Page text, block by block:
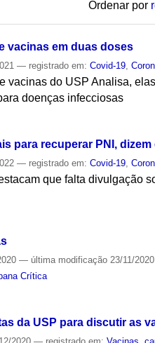
Ordenar por
vacinas em duas doses
— registrado em:Covid-19 ,
vacinas do USP Analisa,
doenças infecciosas
para recuperar PNI,
— registrado em:Covid-19 ,
que falta divulgação
— última modificação 23/11/
Crítica
da USP para discutir as